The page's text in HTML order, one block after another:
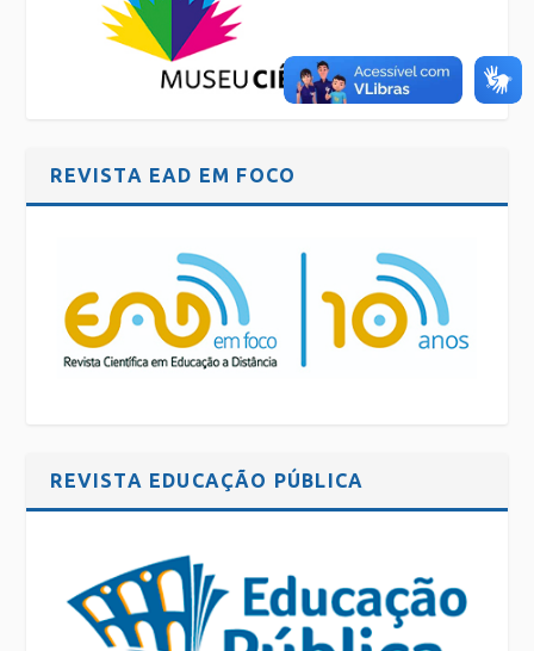
REVISTA EAD EM FOCO
REVISTA EDUCAÇÃO PÚBLICA